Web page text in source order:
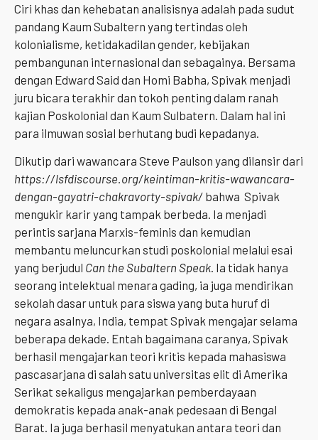
Ciri khas dan kehebatan analisisnya adalah pada sudut
pandang Kaum Subaltern yang tertindas oleh
kolonialisme, ketidakadilan gender, kebijakan
pembangunan internasional dan sebagainya. Bersama
dengan Edward Said dan Homi Babha, Spivak menjadi
juru bicara terakhir dan tokoh penting dalam ranah
kajian Poskolonial dan Kaum Sulbatern. Dalam hal ini
para ilmuwan sosial berhutang budi kepadanya.
Dikutip dari wawancara Steve Paulson yang dilansir dari
https://lsfdiscourse.org/keintiman-kritis-wawancara-
dengan-gayatri-chakravorty-spivak/ bahwa Spivak
mengukir karir yang tampak berbeda. Ia menjadi
perintis sarjana Marxis-feminis dan kemudian
membantu meluncurkan studi poskolonial melalui esai
yang berjudul Can the Subaltern Speak. Ia tidak hanya
seorang intelektual menara gading, ia juga mendirikan
sekolah dasar untuk para siswa yang buta huruf di
negara asalnya, India, tempat Spivak mengajar selama
beberapa dekade. Entah bagaimana caranya, Spivak
berhasil mengajarkan teori kritis kepada mahasiswa
pascasarjana di salah satu universitas elit di Amerika
Serikat sekaligus mengajarkan pemberdayaan
demokratis kepada anak-anak pedesaan di Bengal
Barat. Ia juga berhasil menyatukan antara teori dan